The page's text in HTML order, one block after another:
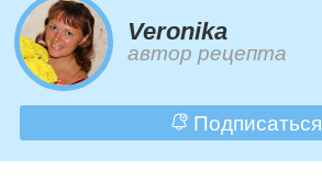
Veronika
автор рецепта
Подписаться